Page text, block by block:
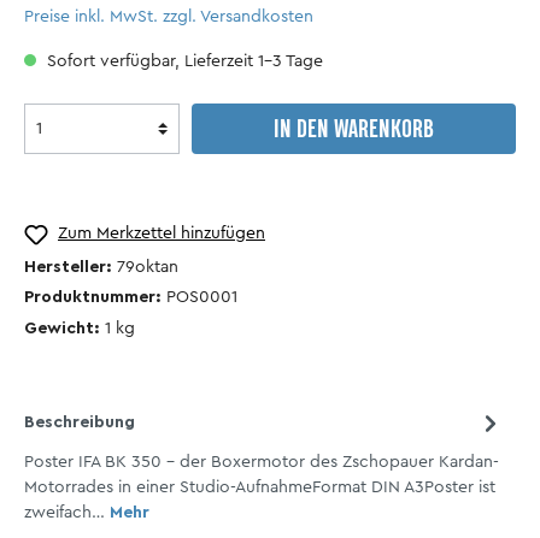
Preise inkl. MwSt. zzgl. Versandkosten
Sofort verfügbar, Lieferzeit 1-3 Tage
IN DEN WARENKORB
Zum Merkzettel hinzufügen
Hersteller: 79oktan
Produktnummer: POS0001
Gewicht: 1 kg
Beschreibung
Poster IFA BK 350 - der Boxermotor des Zschopauer Kardan-
Motorrades in einer Studio-AufnahmeFormat DIN A3Poster ist
zweifach… Mehr